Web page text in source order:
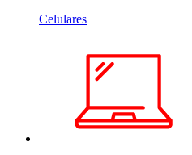
Celulares